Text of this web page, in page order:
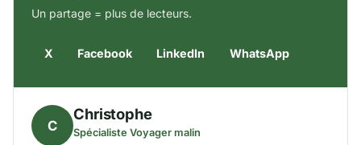
Un partage = plus de lecteurs.
X Facebook LinkedIn WhatsApp
C
Christophe
Spécialiste Voyager malin